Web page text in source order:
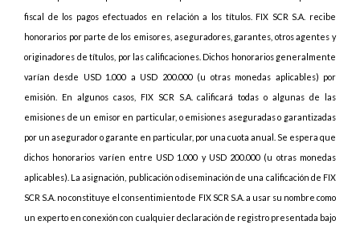
fiscal de los pagos efectuados en relación a los títulos. FIX SCR S.A. recibe
honorarios por parte de los emisores, aseguradores, garantes, otros agentes y
originadores de títulos, por las calificaciones. Dichos honorarios generalmente
varían desde USD 1.000 a USD 200.000 (u otras monedas aplicables) por
emisión. En algunos casos, FIX SCR S.A. calificará todas o algunas de las
emisiones de un emisor en particular, o emisiones aseguradas o garantizadas
por un asegurador o garante en particular, por una cuota anual. Se espera que
dichos honorarios varíen entre USD 1.000 y USD 200.000 (u otras monedas
aplicables). La asignación, publicación o diseminación de una calificación de FIX
SCR S.A. no constituye el consentimiento de FIX SCR S.A. a usar su nombre como
un experto en conexión con cualquier declaración de registro presentada bajo